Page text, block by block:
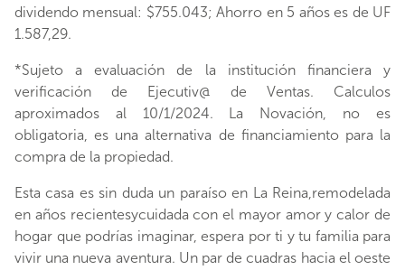
dividendo mensual: $755.043; Ahorro en 5 años es de UF
1.587,29.
*Sujeto a evaluación de la institución financiera y
verificación de Ejecutiv@ de Ventas. Calculos
aproximados al 10/1/2024. La Novación, no es
obligatoria, es una alternativa de financiamiento para la
compra de la propiedad.
Esta casa es sin duda un paraíso en La Reina,remodelada
en años recientesycuidada con el mayor amor y calor de
hogar que podrías imaginar, espera por ti y tu familia para
vivir una nueva aventura. Un par de cuadras hacia el oeste